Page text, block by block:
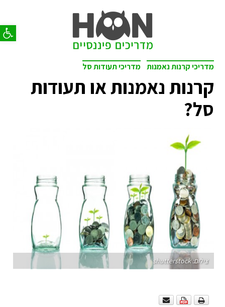
פתח
מדריכי קרנות נאמנות מדריכי תעודות סל
קרנות נאמנות או תעודות
סל?
צילום: shutterstock